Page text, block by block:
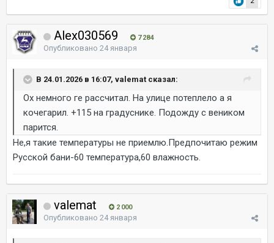
Alex030569 7 284
Опубликовано 24 января
В 24.01.2026 в 16:07, valemat сказал:
Ох немного ге рассчитал. На улице потеплело а я
кочегарил. +115 на градуснике. Подожду с веником
парится.
Не,я такие температуры не приемлю.Предпочитаю режим
Русской бани-60 температура,60 влажность.
valemat 2 000
Опубликовано 24 января